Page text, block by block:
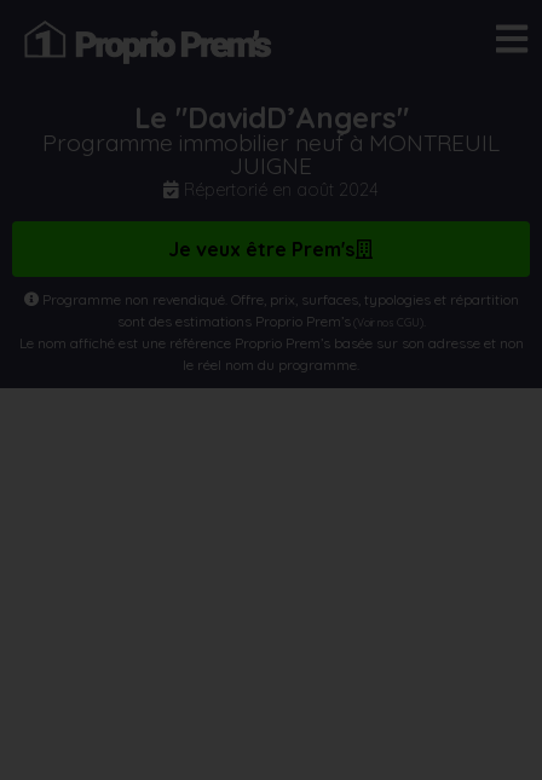
Le "DavidD’Angers"
Programme immobilier neuf à MONTREUIL
JUIGNE
Répertorié en août 2024
Je veux être Prem's
Programme non revendiqué. Offre, prix, surfaces, typologies et répartition
sont des estimations Proprio Prem’s(Voir nos CGU)
Le nom affiché est une référence Proprio Prem’s basée sur son adresse et non
le réel nom du programme.